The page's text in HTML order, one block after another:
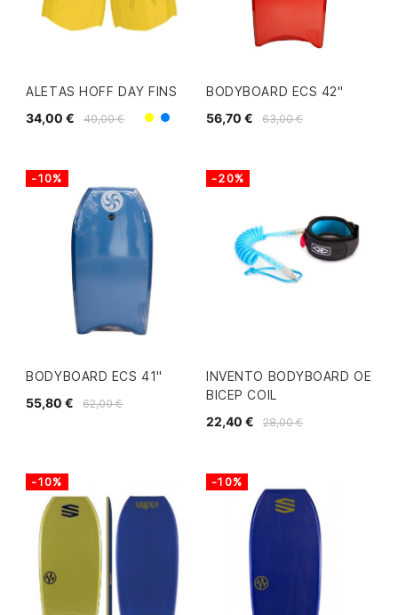
ALETAS HOFF DAY FINS
40,00 €
34,00 € Negro/Amarillo
Gris/Azul
BODYBOARD ECS 42"
63,00 €
56,70 €
BODYBOARD ECS 41"
62,00 €
55,80 €
-10%
INVENTO BODYBOARD OE
BICEP COIL
28,00 €
22,40 €
-20%
-10% -10%